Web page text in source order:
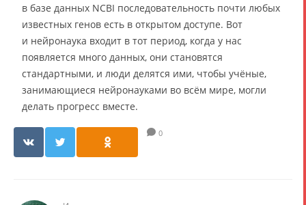
в базе данных NCBI последовательность почти любых
известных генов есть в открытом доступе. Вот
и нейронаука входит в тот период, когда у нас
появляется много данных, они становятся
стандартными, и люди делятся ими, чтобы учёные,
занимающиеся нейронауками во всём мире, могли
делать прогресс вместе.
0